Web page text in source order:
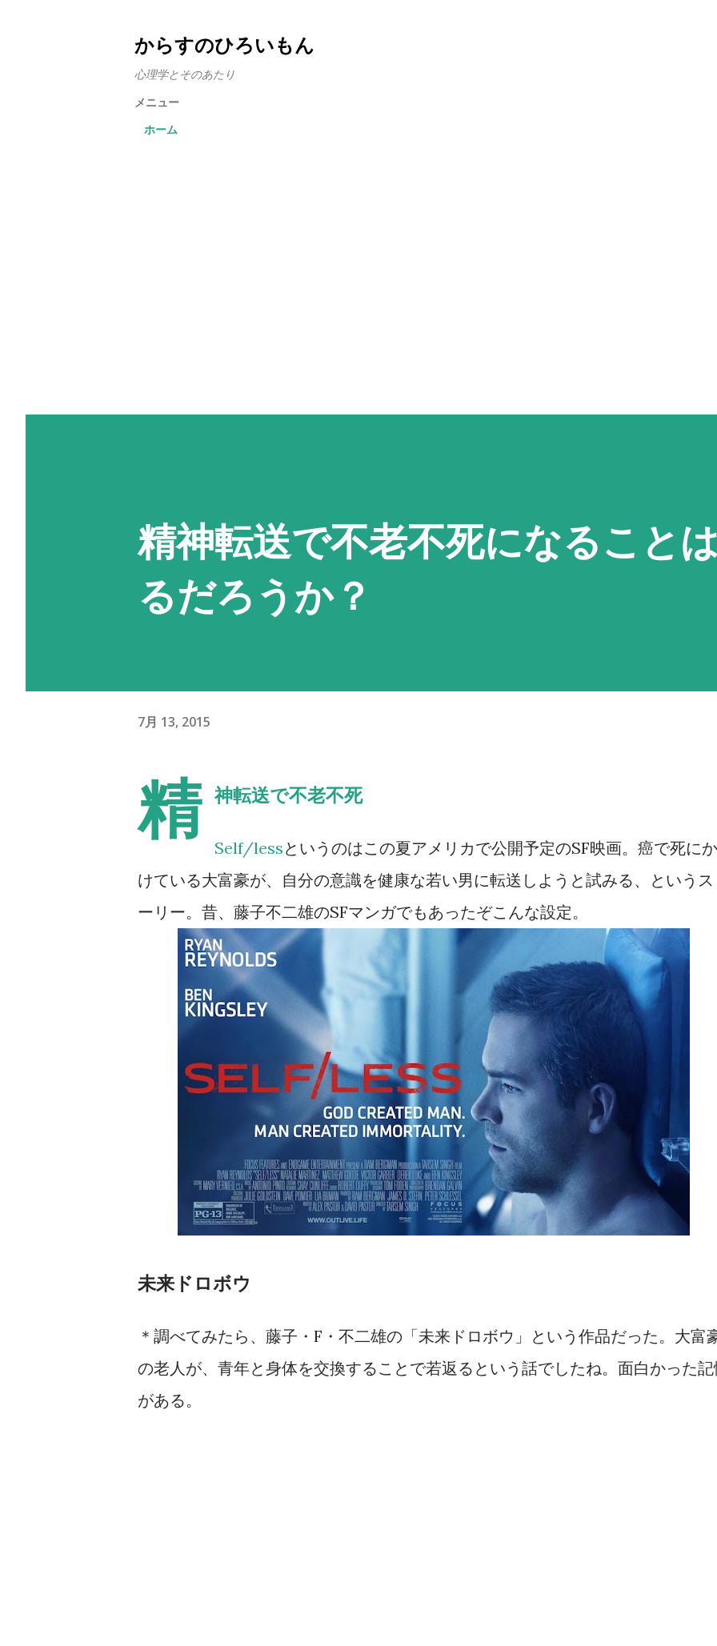
からすのひろいもん
心理学とそのあたり
メニュー
ホーム
精神転送で不老不死になること
るだろうか？
7月 13, 2015
精 神転送で不老不死
Self/lessというのはこの夏アメリカで公開予定のSF映画。癌で死にか
けている大富豪が、自分の意識を健康な若い男に転送しようと試みる、という
ーリー。昔、藤子不二雄のSFマンガでもあったぞこんな設定。
未来ドロボウ
＊調べてみたら、藤子・F・不二雄の「未来ドロボウ」という作品だった。大富
の老人が、青年と身体を交換することで若返るという話でしたね。面白かった
がある。